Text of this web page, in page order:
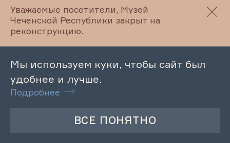
04.07.2025
Лекция «Похоронно-
поминальные обряды чеченцев»
03.07.2025
Лекция «Рождение ребенка в
Уважаемые посетители, Музей
Чеченской Республики закрыт на
реконструкцию.
Мы используем куки, чтобы сайт был
удобнее и лучше.
Подробнее